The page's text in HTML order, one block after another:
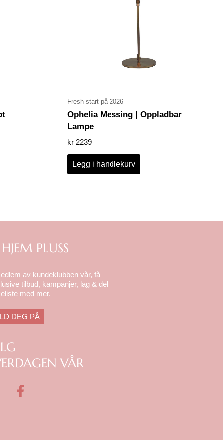
Fresh start på 2026
Ophelia Messing | Oppladbar
Lampe
kr 2239
Legg i handlekurv
PLUSS
av kundeklubben vår, få
tilbud, kampanjer, lag & del
med mer.
DEG PÅ
VÅR
F
b